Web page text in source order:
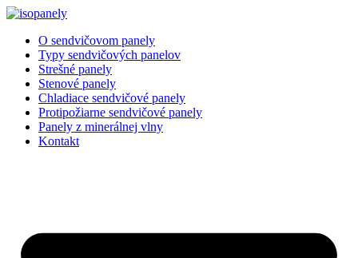
Preskočiť
obsah
O sendvičovom panely
Typy sendvičových panelov
Strešné panely
Stenové panely
Chladiace sendvičové panely
Protipožiarne sendvičové panely
Panely z minerálnej vlny
Kontakt